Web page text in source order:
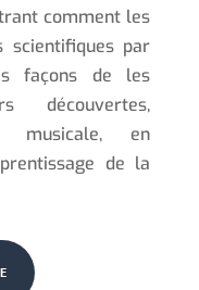
comment les
scientifiques par
façons de les
découvertes,
musicale, en
de la